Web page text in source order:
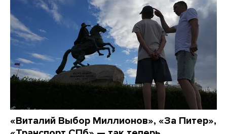
«Виталий Выбор Миллионов», «За Питер»,